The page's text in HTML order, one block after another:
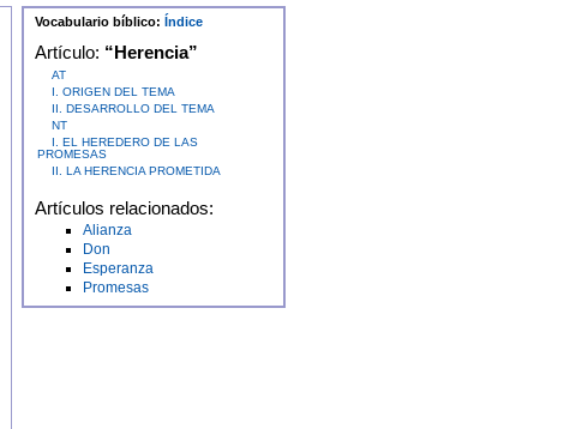
Vocabulario bíblico: Índice
Artículo: “Herencia”
AT
I. ORIGEN DEL TEMA
II. DESARROLLO DEL TEMA
NT
I. EL HEREDERO DE LAS
PROMESAS
II. LA HERENCIA PROMETIDA
Artículos relacionados:
Alianza
Don
Esperanza
Promesas